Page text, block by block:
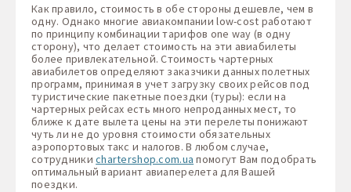
Как правило, стоимость в обе стороны дешевле, чем в
одну. Однако многие авиакомпании low-cost работают
по принципу комбинации тарифов one way (в одну
сторону), что делает стоимость на эти авиабилеты
более привлекательной. Стоимость чартерных
авиабилетов определяют заказчики данных полетных
программ, принимая в учет загрузку своих рейсов под
туристические пакетные поездки (туры): если на
чартерных рейсах есть много непроданных мест, то
ближе к дате вылета цены на эти перелеты понижают
чуть ли не до уровня стоимости обязательных
аэропортовых такс и налогов. В любом случае,
сотрудникиchartershop.com.ua помогут Вам подобрать
оптимальный вариант авиаперелета для Вашей
поездки.